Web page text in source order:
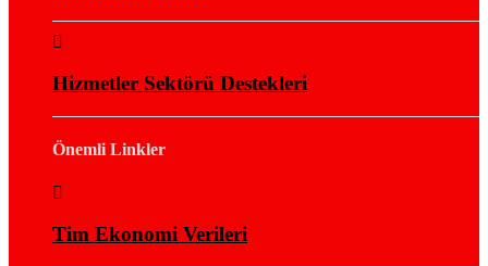
Hizmetler Sektörü Destekleri
Önemli Linkler
Tim Ekonomi Verileri